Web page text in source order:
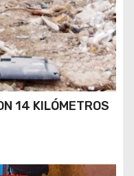
14 KILÓMETROS